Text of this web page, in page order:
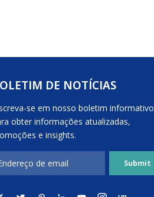
DE NOTÍCIAS
se em nosso boletim informativo
obter informações atualizadas,
e insights.